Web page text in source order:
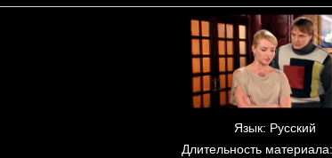
Язык: Русский
Длительность материала